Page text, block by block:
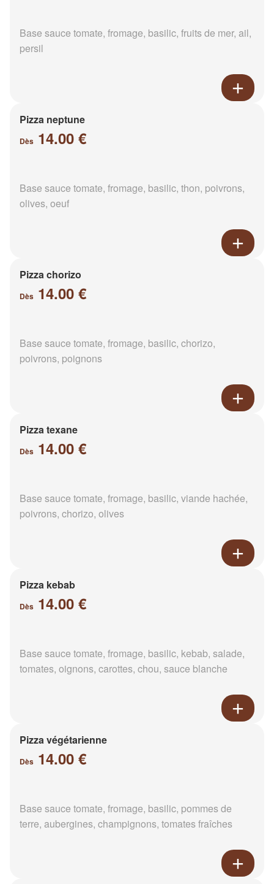
Base sauce tomate, fromage, basilic, fruits de mer, ail,
persil
Pizza neptune
Dès 14.00 €
Base sauce tomate, fromage, basilic, thon, poivrons,
olives, oeuf
Pizza chorizo
Dès 14.00 €
Base sauce tomate, fromage, basilic, chorizo,
poivrons, poignons
Pizza texane
Dès 14.00 €
Base sauce tomate, fromage, basilic, viande hachée,
poivrons, chorizo, olives
Pizza kebab
Dès 14.00 €
Base sauce tomate, fromage, basilic, kebab, salade,
tomates, oignons, carottes, chou, sauce blanche
Pizza végétarienne
Dès 14.00 €
Base sauce tomate, fromage, basilic, pommes de
terre, aubergines, champignons, tomates fraîches